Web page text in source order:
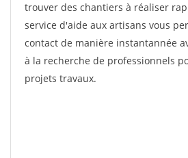
trouver des chantiers à réaliser
service d'aide aux artisans vous
contact de manière instantannée
à la recherche de professionnels
projets travaux.